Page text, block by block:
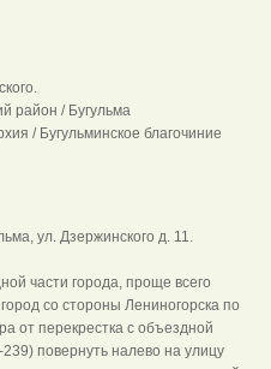
район / Бугульма
/ Бугульминское благочиние
ул. Дзержинского д. 11.
части города, проще всего
со стороны Лениногорска по
от перекрестка с объездной
239) повернуть налево на улицу